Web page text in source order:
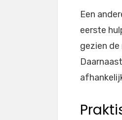
Een
eerste
gezien